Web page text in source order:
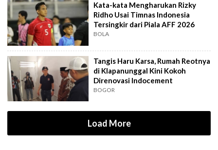
Kata-kata Mengharukan Rizky
Ridho Usai Timnas Indonesia
Tersingkir dari Piala AFF 2026
BOLA
Tangis Haru Karsa, Rumah Reotnya
di Klapanunggal Kini Kokoh
Direnovasi Indocement
BOGOR
Load More